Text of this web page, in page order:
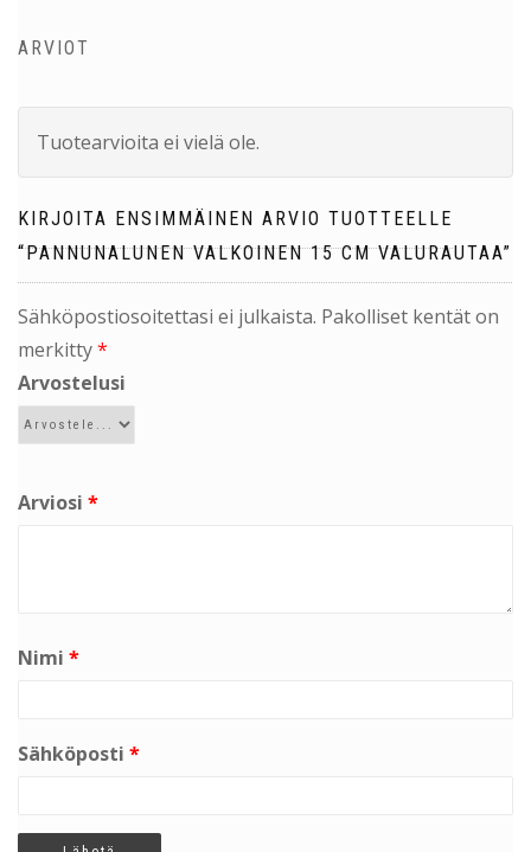
ARVIOT
Tuotearvioita ei vielä ole.
KIRJOITA ENSIMMÄINEN ARVIO TUOTTEELLE
“PANNUNALUNEN VALKOINEN 15 CM VALURAUTAA”
Sähköpostiosoitettasi ei julkaista. Pakolliset kentät on
merkitty*
Arvostelusi
Arviosi *
Nimi *
Sähköposti *